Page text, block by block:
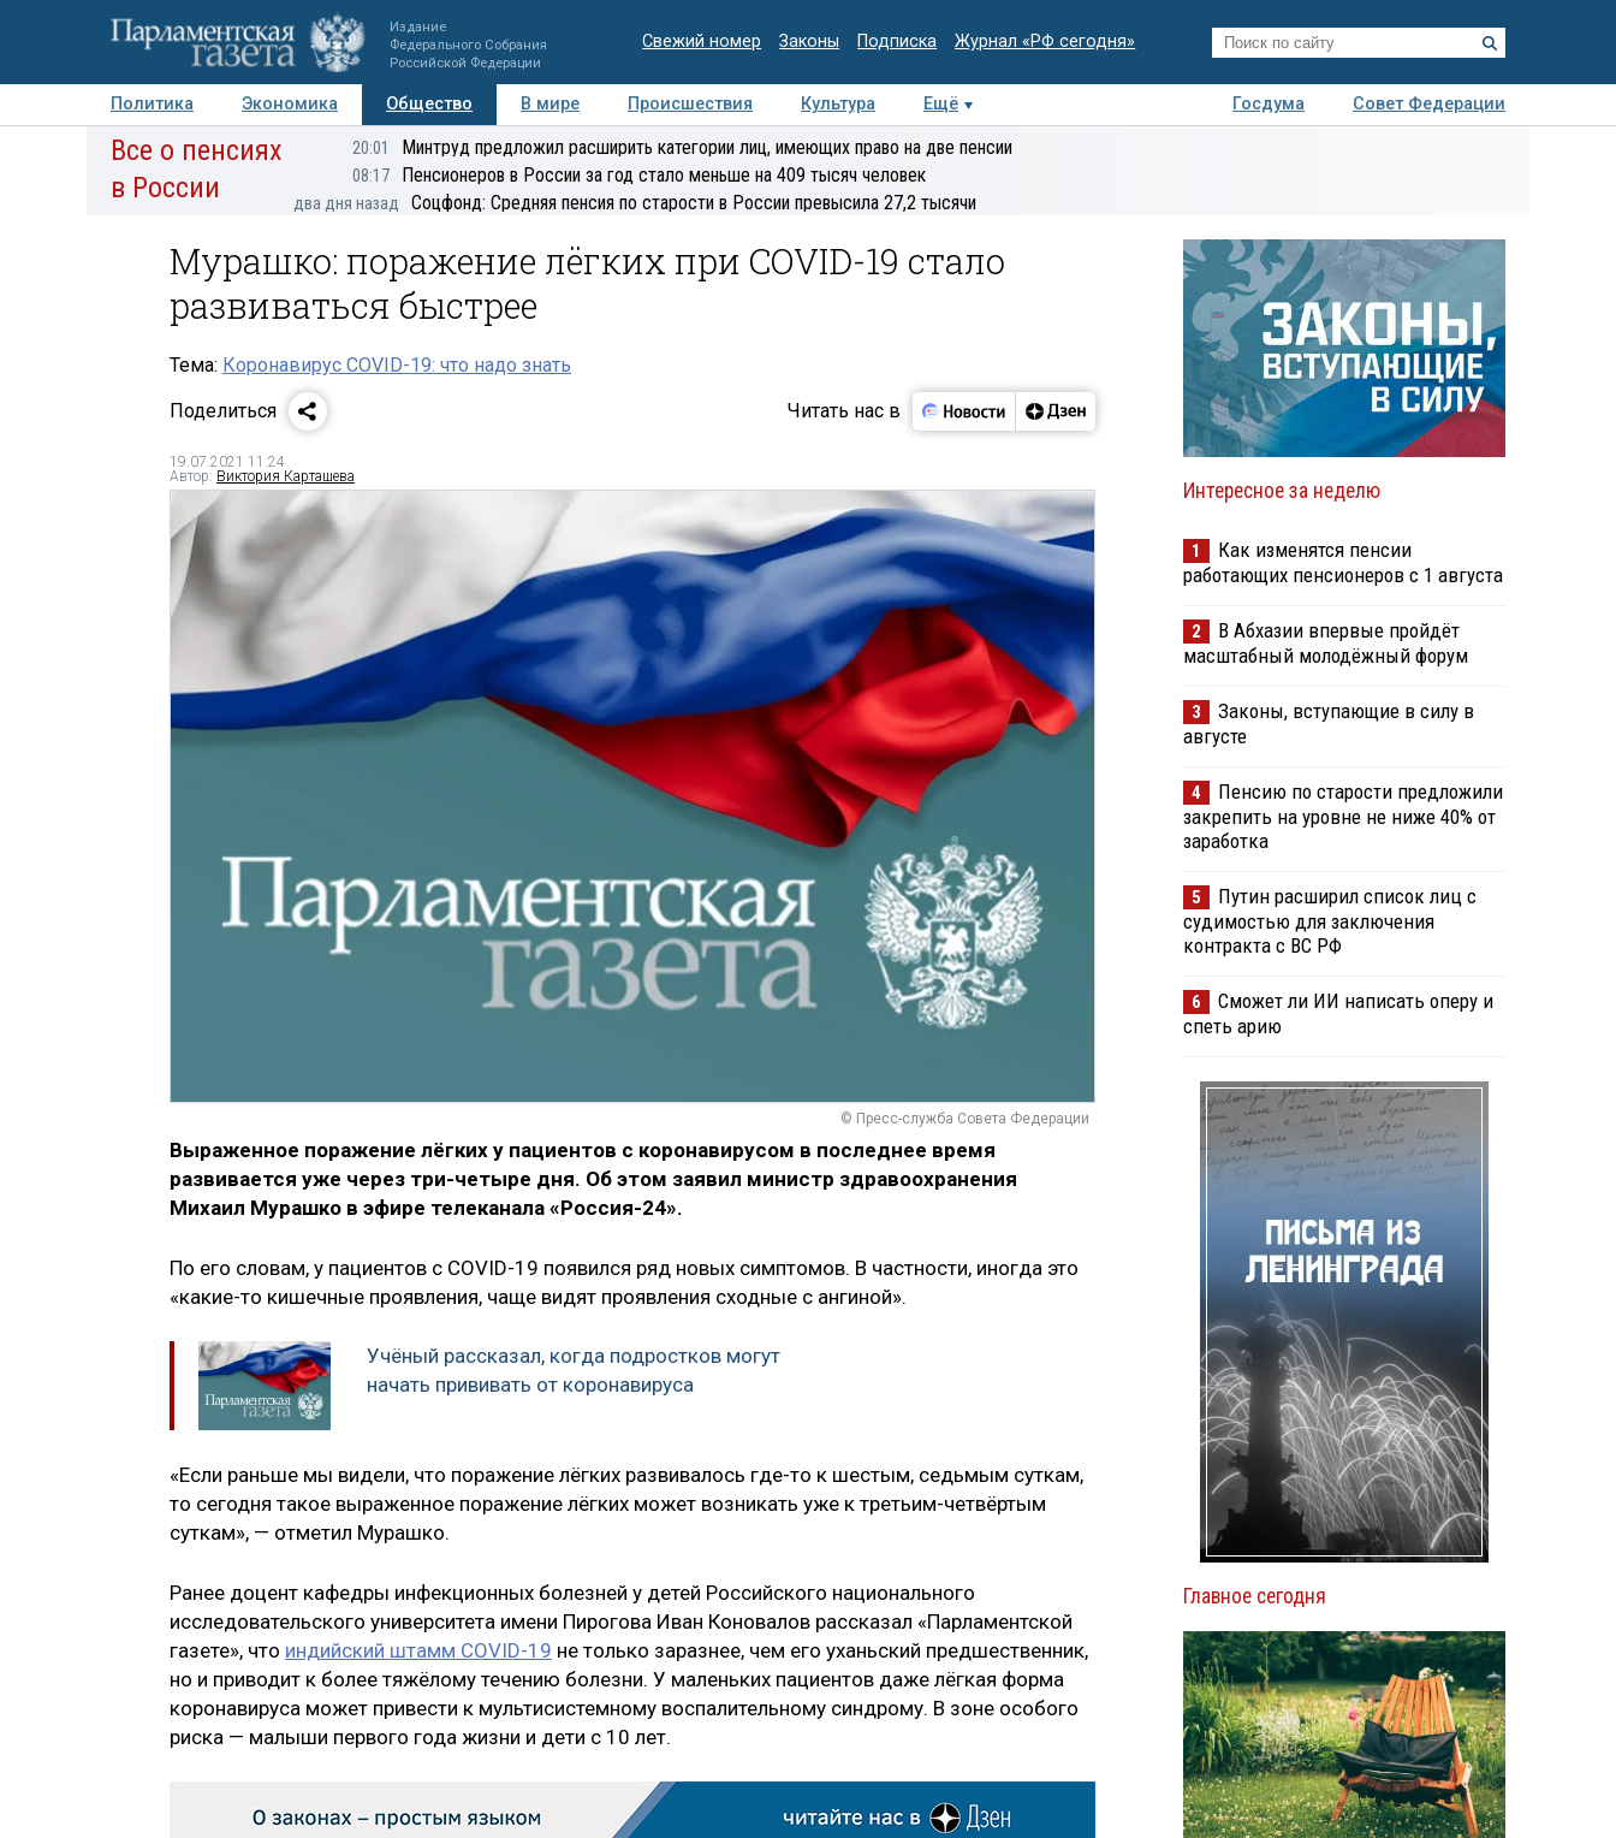
Издание
Федерального Собрания
Российской Федерации
Свежий номер Законы Подписка Журнал «РФ сегодня»
Политика Экономика Общество В мире Происшествия Культура Ещё Госдума
Совет Федерации
Авторы Персоны Мнения Регионы Медиацентр Интервью Колумнисты
Деловая
Все о пенсиях
в России
20:01 Минтруд предложил расширить категории лиц, имеющих право на две пенсии
08:17 Пенсионеров в России за год стало меньше на 409 тысяч человек
два дня назад Соцфонд: Средняя пенсия по старости в России превысила 27,2 тысячи
Мурашко: поражение лёгких при COVID-19 стало
развиваться быстрее
Тема: Коронавирус COVID-19: что надо знать
Поделиться
Читать нас в
19.07.2021 11:24
Автор: Виктория Карташева
© Пресс-служба Совета Федерации
Выраженное поражение лёгких у пациентов с коронавирусом в последнее время
развивается уже через три-четыре дня. Об этом заявил министр здравоохранения
Михаил Мурашко в эфире телеканала «Россия-24».
По его словам, у пациентов с COVID-19 появился ряд новых симптомов. В частности, иногда это
«какие-то кишечные проявления, чаще видят проявления сходные с ангиной».
Учёный рассказал, когда подростков могут
начать прививать от коронавируса
«Если раньше мы видели, что поражение лёгких развивалось где-то к шестым, седьмым суткам,
то сегодня такое выраженное поражение лёгких может возникать уже к третьим-четвёртым
суткам», — отметил Мурашко.
Ранее доцент кафедры инфекционных болезней у детей Российского национального
исследовательского университета имени Пирогова Иван Коновалов рассказал «Парламентской
газете», что индийский штамм COVID-19 не только заразнее, чем его уханьский предшественник,
но и приводит к более тяжёлому течению болезни. У маленьких пациентов даже лёгкая форма
коронавируса может привести к мультисистемному воспалительному синдрому. В зоне особого
риска — малыши первого года жизни и дети с 10 лет.
Интересное за неделю
1
Как изменятся пенсии
работающих пенсионеров с 1 августа
2
В Абхазии впервые пройдёт
масштабный молодёжный форум
3
Законы, вступающие в силу в
августе
4
Пенсию по старости предложили
закрепить на уровне не ниже 40% от
заработка
5
Путин расширил список лиц с
судимостью для заключения
контракта с ВС РФ
6
Сможет ли ИИ написать оперу и
спеть арию
Главное сегодня